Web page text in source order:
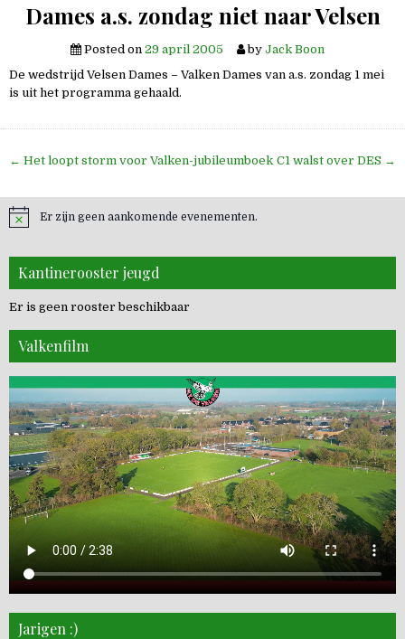
Dames a.s. zondag niet naar Velsen
Posted on 29 april 2005 by Jack Boon
De wedstrijd Velsen Dames – Valken Dames van a.s. zondag 1 mei
is uit het programma gehaald.
Bericht
← Het loopt storm voor Valken-jubileumboek C1 walst over DES →
Er zijn geen aankomende evenementen.
Kantinerooster jeugd
Er is geen rooster beschikbaar
Valkenfilm
Jarigen :)